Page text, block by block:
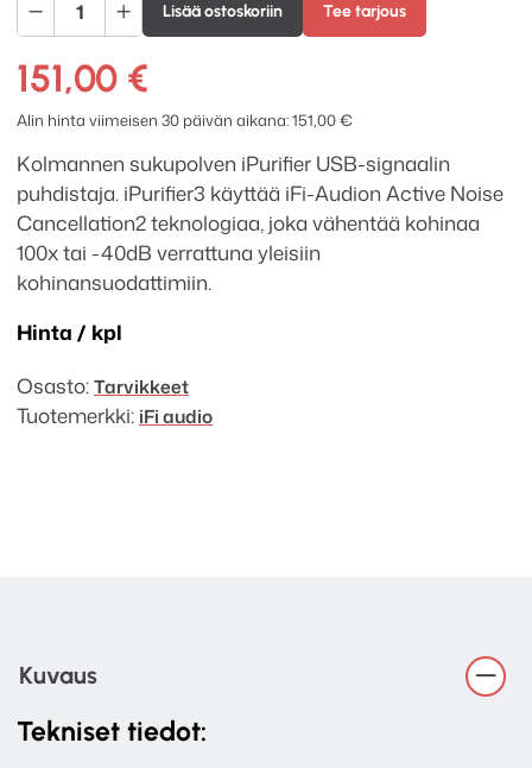
Audio
iPurifier3
USB-
signaalin
puhdistaja
määrä
Lisää ostoskoriin Tee tarjous
151,00 €
Alin hinta viimeisen 30 päivän aikana:151,00€
Kolmannen sukupolven iPurifier USB-signaalin
puhdistaja. iPurifier3 käyttää iFi-Audion Active Noise
Cancellation2 teknologiaa, joka vähentää kohinaa
100x tai -40dB verrattuna yleisiin
kohinansuodattimiin.
Hinta / kpl
Osasto:Tarvikkeet
Tuotemerkki: iFi audio
Kuvaus
Tekniset tiedot: